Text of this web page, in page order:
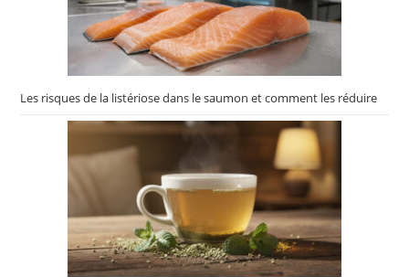
Les risques de la listériose dans le saumon et comment les réduire